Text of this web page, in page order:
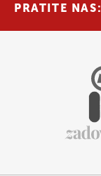
PRATITE NAS: